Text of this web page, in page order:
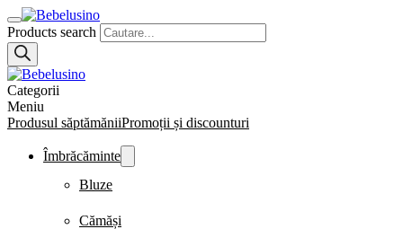
Products search
Categorii
Meniu
Produsul săptămăniiPromoții și discounturi
Îmbrăcăminte
Bluze
Cămăși